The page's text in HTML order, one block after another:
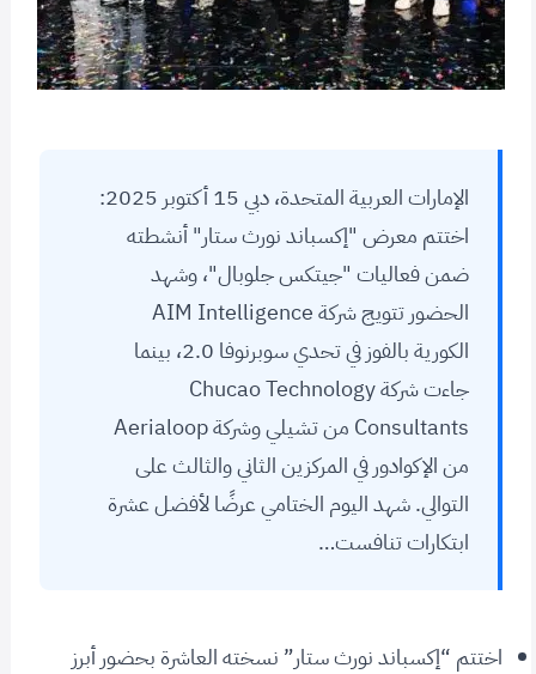
الإمارات العربية المتحدة، دبي 15 أكتوبر 2025:
اختتم معرض "إكسباند نورث ستار" أنشطته
ضمن فعاليات "جيتكس جلوبال"، وشهد
الحضور تتويج شركة AIM Intelligence
الكورية بالفوز في تحدي سوبرنوفا 2.0، بينما
جاءت شركة Chucao Technology
Consultants من تشيلي وشركة Aerialoop
من الإكوادور في المركزين الثاني والثالث على
التوالي. شهد اليوم الختامي عرضًا لأفضل عشرة
ابتكارات تنافست…
اختتم “إكسباند نورث ستار” نسخته العاشرة بحضور أبرز